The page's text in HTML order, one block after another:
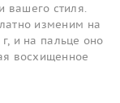
вашего стиля.
изменим на
и на пальце оно
восхищенное